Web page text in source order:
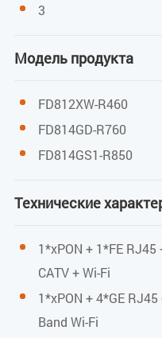
1*10/100 Мбит/с и
Полный дуплекс /
RJ45, Auto-MDI/MDI-X
Разъем RJ-11
1*учетная запись
3
Модель продукта
FD812XW-R460
FD814GD-R760
FD814GS1-R850
Технические
1*xPON + 1*FE RJ45
CATV + Wi-Fi
1*xPON + 4*GE
Band Wi-Fi